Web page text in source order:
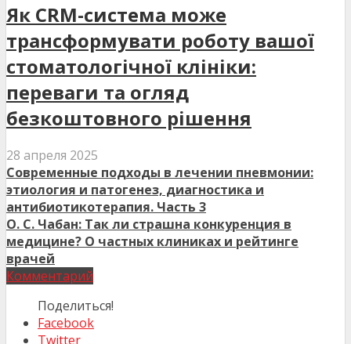
Як CRM-система може
трансформувати роботу вашої
стоматологічної клініки:
переваги та огляд
безкоштовного рішення
28 апреля 2025
Современные подходы в лечении пневмонии:
этиология и патогенез, диагностика и
антибиотикотерапия. Часть 3
О. С. Чабан: Так ли страшна конкуренция в
медицине? О частных клиниках и рейтинге
врачей
Комментарий
Поделиться!
Facebook
Twitter